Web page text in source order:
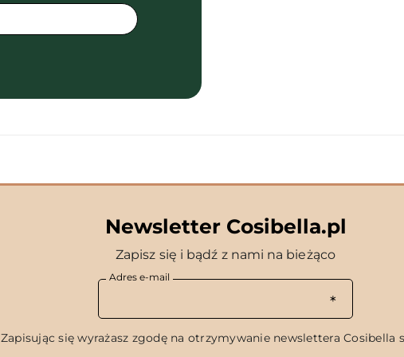
Newsletter Cosibella.pl
Zapisz się i bądź z nami na bieżąco
Adres e-mail
Zapisując się wyrażasz zgodę na otrzymywanie newslettera Cosibella